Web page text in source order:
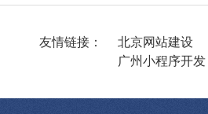
友情链接： 北京网站建设
广州小程序开发